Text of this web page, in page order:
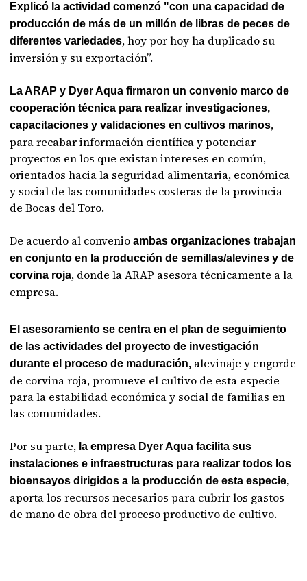
Explicó la actividad comenzó "con una capacidad de
producción de más de un millón de libras de peces de
diferentes variedades, hoy por hoy ha duplicado su
inversión y su exportación”.
La ARAP y Dyer Aqua firmaron un convenio marco de
cooperación técnica para realizar investigaciones,
capacitaciones y validaciones en cultivos marinos,
para recabar información científica y potenciar
proyectos en los que existan intereses en común,
orientados hacia la seguridad alimentaria, económica
y social de las comunidades costeras de la provincia
de Bocas del Toro.
De acuerdo al convenioambas organizaciones trabajan
en conjunto en la producción de semillas/alevines y de
corvina roja, donde la ARAP asesora técnicamente a la
empresa.
El asesoramiento se centra en el plan de seguimiento
de las actividades del proyecto de investigación
durante el proceso de maduración, alevinaje y engorde
de corvina roja, promueve el cultivo de esta especie
para la estabilidad económica y social de familias en
las comunidades.
Por su parte, la empresa Dyer Aqua facilita sus
instalaciones e infraestructuras para realizar todos los
bioensayos dirigidos a la producción de esta especie,
aporta los recursos necesarios para cubrir los gastos
de mano de obra del proceso productivo de cultivo.